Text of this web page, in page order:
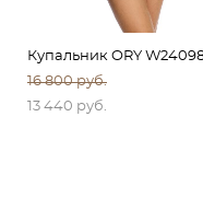
Купальник ORY
16 800 pуб.
13 440 pуб.